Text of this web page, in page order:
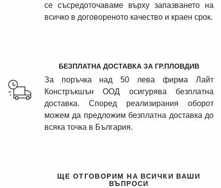
се съсредоточаваме върху запазването на
всичко в договореното качество и краен срок.
БЕЗПЛАТНА ДОСТАВКА ЗА ГР.ПЛОВДИВ
За поръчка над 50 лева фирма Лайт
Констръкшън ООД осигурява безплатна
доставка. Според реализирания оборот
можем да предложим безплатна доставка до
всяка точка в България.
ЩЕ ОТГОВОРИМ НА ВСИЧКИ ВАШИ
ВЪПРОСИ